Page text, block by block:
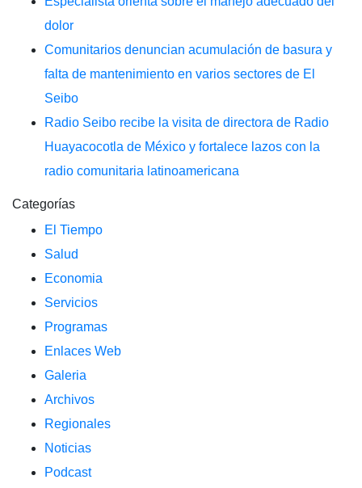
dolor
Comunitarios denuncian acumulación de basura y
falta de mantenimiento en varios sectores de El
Seibo
Radio Seibo recibe la visita de directora de Radio
Huayacocotla de México y fortalece lazos con la
radio comunitaria latinoamericana
Categorías
El Tiempo
Salud
Economia
Servicios
Programas
Enlaces Web
Galeria
Archivos
Regionales
Noticias
Podcast